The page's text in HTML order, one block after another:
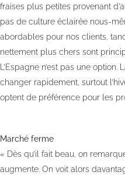
fraises plus petites provenant
pas de culture éclairée nous-
abordables pour nos clients,
nettement plus chers sont
L’Espagne n’est pas une
changer rapidement, surtout
optent de préférence pour les
Marché ferme
« Dès qu’il fait beau, on
augmente. On voit alors